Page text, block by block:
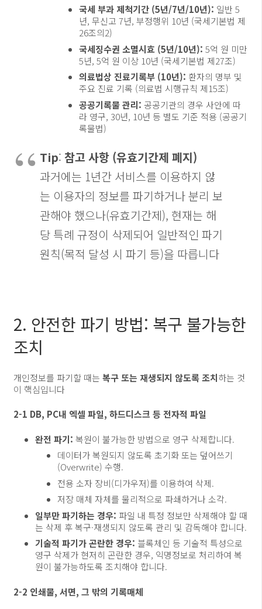
국세 부과 제척기간 (5년/7년/10년): 일반 5
년, 무신고 7년, 부정행위 10년 (국세기본법 제
26조의2)
국세징수권 소멸시효 (5년/10년): 5억 원 미만
5년, 5억 원 이상 10년 (국세기본법 제27조)
의료법상 진료기록부 (10년): 환자의 명부 및
주요 진료 기록 (의료법 시행규칙 제15조)
공공기록물 관리: 공공기관의 경우 사안에 따
라 영구, 30년, 10년 등 별도 기준 적용 (공공기
록물법)
Tip: 참고 사항 (유효기간제 폐지)
과거에는 1년간 서비스를 이용하지 않
는 이용자의 정보를 파기하거나 분리 보
관해야 했으나(유효기간제), 현재는 해
당 특례 규정이 삭제되어 일반적인 파기
원칙(목적 달성 시 파기 등)을 따릅니다
2. 안전한 파기 방법: 복구 불가능한
조치
개인정보를 파기할 때는 복구 또는 재생되지 않도록 조치하는 것
이 핵심입니다
2-1 DB, PC내 엑셀 파일, 하드디스크 등 전자적 파일
완전 파기: 복원이 불가능한 방법으로 영구 삭제합니다.
데이터가 복원되지 않도록 초기화 또는 덮어쓰기
(Overwrite) 수행.
전용 소자 장비(디가우저)를 이용하여 삭제.
저장 매체 자체를 물리적으로 파쇄하거나 소각.
일부만 파기하는 경우: 파일 내 특정 정보만 삭제해야 할 때
는 삭제 후 복구·재생되지 않도록 관리 및 감독해야 합니다.
기술적 파기가 곤란한 경우: 블록체인 등 기술적 특성으로
영구 삭제가 현저히 곤란한 경우, 익명정보로 처리하여 복
원이 불가능하도록 조치해야 합니다.
2-2 인쇄물, 서면, 그 밖의 기록매체